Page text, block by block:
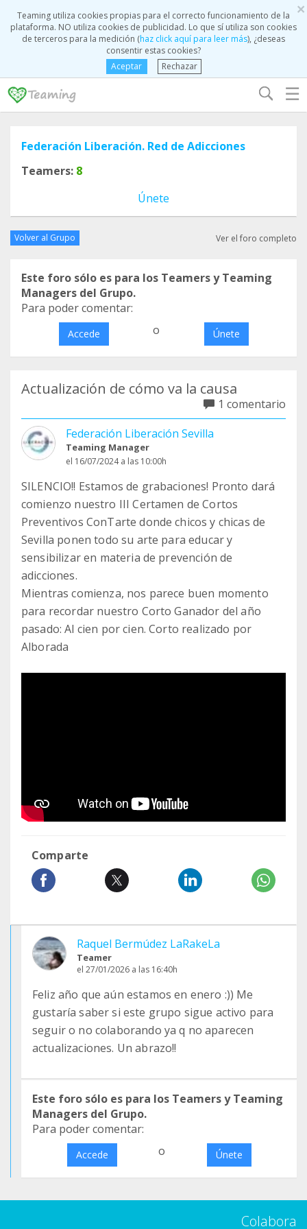
×
Teaming utiliza cookies propias para el correcto funcionamiento de la
plataforma. NO utiliza cookies de publicidad. Lo que sí utiliza son cookies
de terceros para la medición (haz click aquí para leer más), ¿deseas
consentir estas cookies?
Aceptar
Rechazar
☰
Federación Liberación. Red de Adicciones
Teamers: 8
Únete
Volver al Grupo Ver el foro completo
Este foro sólo es para los Teamers y Teaming
Managers del Grupo.
Para poder comentar:
Accede o Únete
Actualización de cómo va la causa
1 comentario
Federación Liberación Sevilla
Teaming Manager
el 16/07/2024 a las 10:00h
SILENCIO!! Estamos de grabaciones! Pronto dará
comienzo nuestro III Certamen de Cortos
Preventivos ConTarte donde chicos y chicas de
Sevilla ponen todo su arte para educar y
sensibilizar en materia de prevención de
adicciones.
Mientras comienza, nos parece buen momento
para recordar nuestro Corto Ganador del año
pasado: Al cien por cien. Corto realizado por
Alborada
Comparte
Raquel Bermúdez LaRakeLa
Teamer
el 27/01/2026 a las 16:40h
Feliz año que aún estamos en enero :)) Me
gustaría saber si este grupo sigue activo para
seguir o no colaborando ya q no aparecen
actualizaciones. Un abrazo!!
Este foro sólo es para los Teamers y Teaming
Managers del Grupo.
Para poder comentar:
Accede o Únete
Colabora